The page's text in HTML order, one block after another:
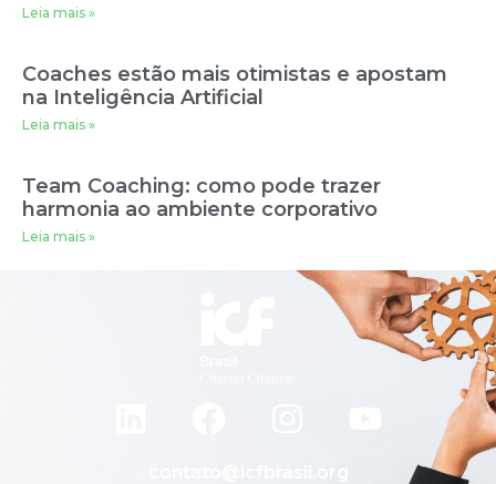
Leia mais »
Coaches estão mais otimistas e apostam
na Inteligência Artificial
Leia mais »
Team Coaching: como pode trazer
harmonia ao ambiente corporativo
Leia mais »